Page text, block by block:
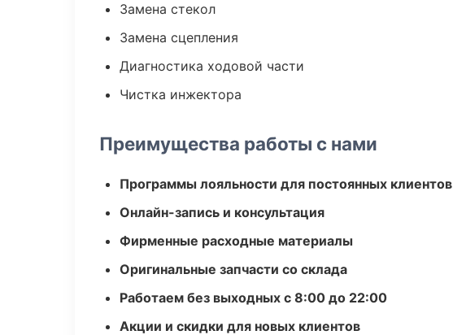
Замена стекол
Замена сцепления
Диагностика ходовой части
Чистка инжектора
Преимущества работы с нами
Программы лояльности для постоянных клиентов
Онлайн-запись и консультация
Фирменные расходные материалы
Оригинальные запчасти со склада
Работаем без выходных с 8:00 до 22:00
Акции и скидки для новых клиентов